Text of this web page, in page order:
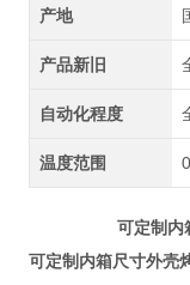
产地
产品新旧
自动化程度
温度范围
可定制内
可定制内箱尺寸外壳